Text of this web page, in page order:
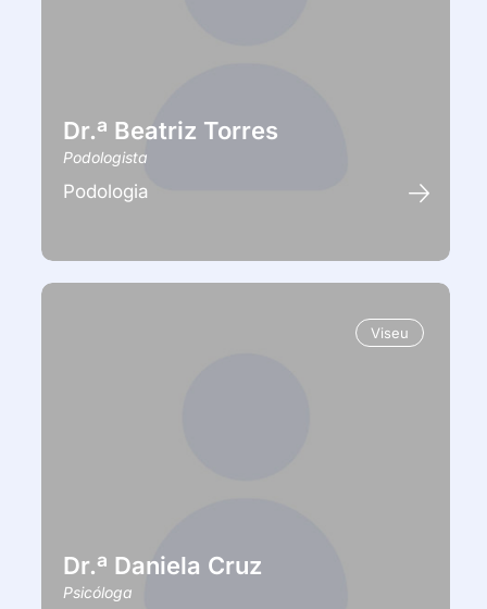
Dr.ª Beatriz Torres
Podologista
Podologia
Viseu
Dr.ª Daniela Cruz
Psicóloga